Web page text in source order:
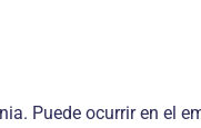
Puede ocurrir en el